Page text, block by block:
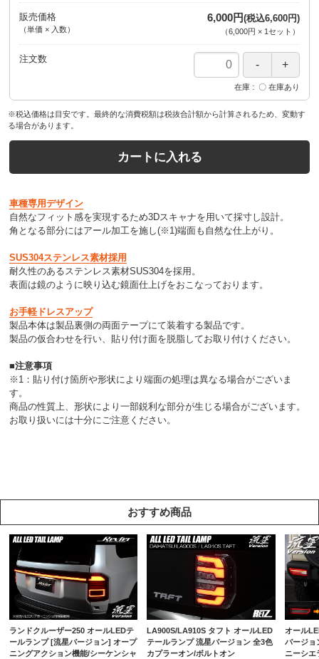
販売価格
（単価 × 入数）
6,000円(税込6,600円)
（6,000円 × 1セット ）
注文数
在庫 〇 在庫あり
※税込価格は目安です。最終的な消費税額は税抜合計額から計算されるため、変動す
る場合があります。
カートに入れる
車種専用デザイン
自然なフィット感を実現するため3Dスキャナを用いて採寸し設計。
角となる部分にはアール加工を施し(※1)端面も自然な仕上がり。
SUS304ステンレス素材採用
耐久性のあるステンレス素材SUS304を採用。
表面は鏡のように映り込む鏡面仕上げをおこなっております。
お手軽ドレスアップ
製品本体は製品裏側の両面テープにて装着する製品です。
製品の仮合わせを行い、貼り付け面を脱脂してお取り付けください。
■注意事項
※1：貼り付け箇所や形状により端面の処理は異なる場合がございま
す。
商品の性質上、形状により一部鋭利な部分が生じる場合がございます。
お取り扱いには十分にご注意ください。
おすすめ商品
ランドクルーザー250 オールLEDテ
ールランプ [流星バージョン] オープ
ニングアクション機能/シーケンシャ
LA900S/LA910S タフト オールLED
テールランプ 流星バージョン 全3色
カプラーオン/ボルトオン
オール
バージョ
ニーシエ